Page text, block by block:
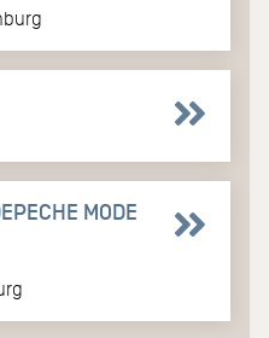
MODE